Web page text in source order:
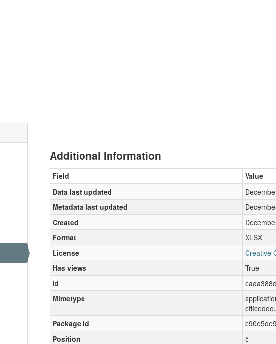
Additional Information
Field
Value
Data last updated
Metadata last updated
Created
Format
XLSX
License
Creative
Has views
True
Id
Mimetype
Package id
Position
5